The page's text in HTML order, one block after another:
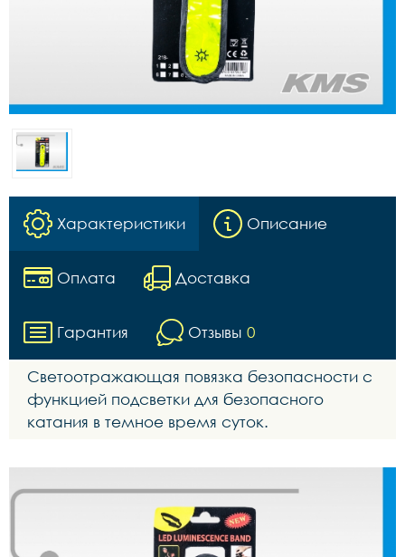
Характеристики Описание
Оплата Доставка
Гарантия Отзывы 0
Светоотражающая повязка безопасности с
функцией подсветки для безопасного
катания в темное время суток.